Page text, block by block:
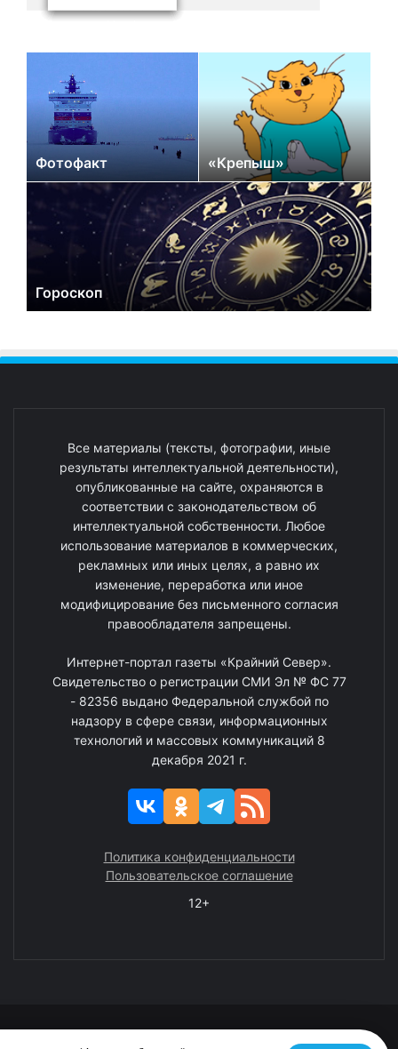
Фотофакт «Крепыш»
Гороскоп
Все материалы (тексты, фотографии, иные
результаты интеллектуальной деятельности),
опубликованные на сайте, охраняются в
соответствии с законодательством об
интеллектуальной собственности. Любое
использование материалов в коммерческих,
рекламных или иных целях, а равно их
изменение, переработка или иное
модифицирование без письменного согласия
правообладателя запрещены.
Интернет-портал газеты «Крайний Север».
Свидетельство о регистрации СМИ Эл № ФС 77
- 82356 выдано Федеральной службой по
надзору в сфере связи, информационных
технологий и массовых коммуникаций 8
декабря 2021 г.
Политика конфиденциальности
Пользовательское соглашение
12+